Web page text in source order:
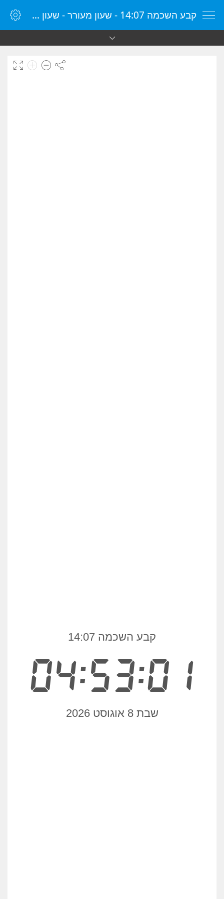
קבע השכמה 14:07 - שעון מעורר - שעון מעורר מקוון - שעון מעורר במחשב
04:53:01
קבע השכמה 14:07
שבת 8 אוגוסט 2026